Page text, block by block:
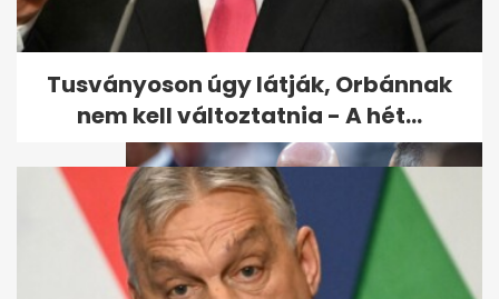
Velencei biennálé: pisis
meztelen néni és
kölcsönbabák,...
Tusványoson úgy látják, Orbánnak
nem kell változtatnia - A hét...